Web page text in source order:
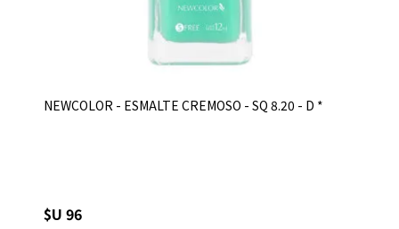
NEWCOLOR - ESMALTE CREMOSO - SQ 8.20 - D *
$U 96